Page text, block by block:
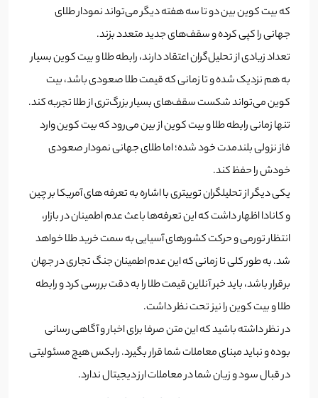
که بیت کوین بین دو تا سه هفته دیگر می‌تواند نمودار طلای
جهانی را کپی کرده و سقف‌های جدید متعدد بزند.
تعداد زیادی از تحلیل‌گران اعتقاد دارند، رابطه طلا و بیت کوین بسیار
به هم نزدیک شده و تا زمانی که قیمت طلا صعودی باشد، بیت
کوین می‌تواند شکست‌ سقف‌های بسیار بزرگ‌تری از طلا تجربه کند.
تنها زمانی رابطه طلا و بیت کوین از بین می‌رود که بیت کوین وارد
فاز نزولی بلندمدت خود شده؛ اما طلای جهانی نمودار صعودی
خودش را حفظ کند.
یکی دیگر از تحلیلگران توییتری با اشاره به تعرفه های آمریکا بر چین
و کانادا اظهار داشت که این تعرفه‌ها باعث عدم اطمینان در بازار،
انتظار تورمی و حرکت کشورهای آسیایی به سمت خرید طلا خواهد
شد. به طور کلی تا زمانی که این عدم اطمینان جنگ تجاری در جهان
برقرار باشد، باید خبر آنلاین قیمت طلا را به دقت بررسی کرد و رابطه
طلا و بیت کوین را نیز تحت نظر داشت.
در نظر داشته باشید که این متن صرفا برای اخبار و آگاهی رسانی
بوده و نباید مبنای معاملات شما قرار بگیرد. رابکس هیچ مسئولیتی
در قبال سود و زیان شما در معاملات ارز دیجیتال ندارد.